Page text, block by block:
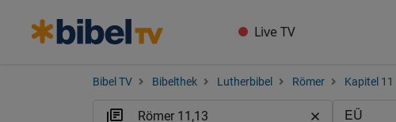
Live TV
Bibel TV Bibelthek Lutherbibel Römer Kapitel 11